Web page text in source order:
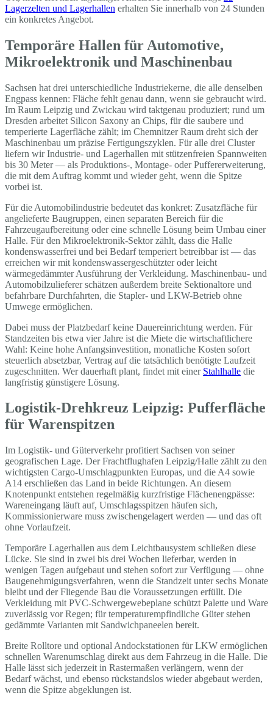
Lagerzelten und Lagerhallen erhalten Sie innerhalb von 24 Stunden
ein konkretes Angebot.
Temporäre Hallen für Automotive,
Mikroelektronik und Maschinenbau
Sachsen hat drei unterschiedliche Industriekerne, die alle denselben
Engpass kennen: Fläche fehlt genau dann, wenn sie gebraucht wird.
Im Raum Leipzig und Zwickau wird taktgenau produziert; rund um
Dresden arbeitet Silicon Saxony an Chips, für die saubere und
temperierte Lagerfläche zählt; im Chemnitzer Raum dreht sich der
Maschinenbau um präzise Fertigungszyklen. Für alle drei Cluster
liefern wir Industrie- und Lagerhallen mit stützenfreien Spannweiten
bis 30 Meter — als Produktions-, Montage- oder Puffererweiterung,
die mit dem Auftrag kommt und wieder geht, wenn die Spitze
vorbei ist.
Für die Automobilindustrie bedeutet das konkret: Zusatzfläche für
angelieferte Baugruppen, einen separaten Bereich für die
Fahrzeugaufbereitung oder eine schnelle Lösung beim Umbau einer
Halle. Für den Mikroelektronik-Sektor zählt, dass die Halle
kondenswasserfrei und bei Bedarf temperiert betreibbar ist — das
erreichen wir mit kondenswassergeschützter oder leicht
wärmegedämmter Ausführung der Verkleidung. Maschinenbau- und
Automobilzulieferer schätzen außerdem breite Sektionaltore und
befahrbare Durchfahrten, die Stapler- und LKW-Betrieb ohne
Umwege ermöglichen.
Dabei muss der Platzbedarf keine Dauereinrichtung werden. Für
Standzeiten bis etwa vier Jahre ist die Miete die wirtschaftlichere
Wahl: Keine hohe Anfangsinvestition, monatliche Kosten sofort
steuerlich absetzbar, Vertrag auf die tatsächlich benötigte Laufzeit
zugeschnitten. Wer dauerhaft plant, findet mit einer Stahlhalle die
langfristig günstigere Lösung.
Logistik-Drehkreuz Leipzig: Pufferfläche
für Warenspitzen
Im Logistik- und Güterverkehr profitiert Sachsen von seiner
geografischen Lage. Der Frachtflughafen Leipzig/Halle zählt zu den
wichtigsten Cargo-Umschlagpunkten Europas, und die A4 sowie
A14 erschließen das Land in beide Richtungen. An diesem
Knotenpunkt entstehen regelmäßig kurzfristige Flächenengpässe:
Wareneingang läuft auf, Umschlagsspitzen häufen sich,
Kommissionierware muss zwischengelagert werden — und das oft
ohne Vorlaufzeit.
Temporäre Lagerhallen aus dem Leichtbausystem schließen diese
Lücke. Sie sind in zwei bis drei Wochen lieferbar, werden in
wenigen Tagen aufgebaut und stehen sofort zur Verfügung — ohne
Baugenehmigungsverfahren, wenn die Standzeit unter sechs Monate
bleibt und der Fliegende Bau die Voraussetzungen erfüllt. Die
Verkleidung mit PVC-Schwergewebeplane schützt Palette und Ware
zuverlässig vor Regen; für temperaturempfindliche Güter stehen
gedämmte Varianten mit Sandwichpaneelen bereit.
Breite Rolltore und optional Andockstationen für LKW ermöglichen
schnellen Warenumschlag direkt aus dem Fahrzeug in die Halle. Die
Halle lässt sich jederzeit in Rastermaßen verlängern, wenn der
Bedarf wächst, und ebenso rückstandslos wieder abgebaut werden,
wenn die Spitze abgeklungen ist.